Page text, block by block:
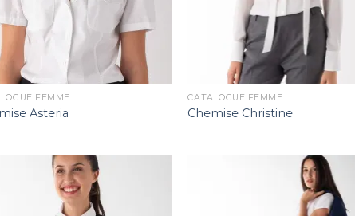
FEMME
Asteria
CATALOGUE FEMME
Chemise Christine